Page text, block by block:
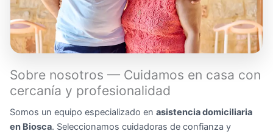
Sobre nosotros — Cuidamos en casa con
cercanía y profesionalidad
Somos un equipo especializado en asistencia domiciliaria
en Biosca. Seleccionamos cuidadoras de confianza y